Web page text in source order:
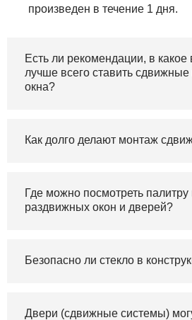
произведен в течение 1 дня.
Есть ли рекомендации, в какое
лучше всего ставить
окна?
Как долго делают монтаж
Где можно посмотреть палитру
раздвижных окон и дверей?
Безопасно ли стекло в
Двери (сдвижные системы)